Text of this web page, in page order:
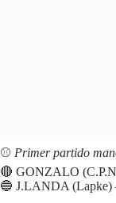
⚾️ Primer partido
🔴 GONZALO
🔵 J.LANDA